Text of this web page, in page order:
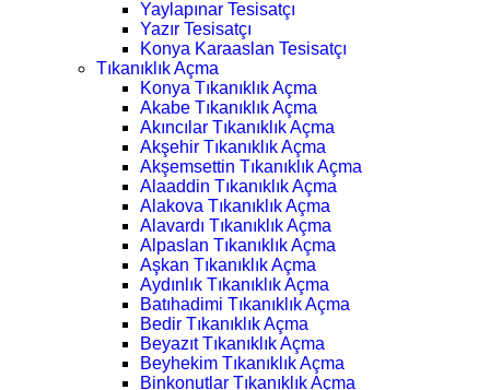
Yaylapınar Tesisatçı
Yazır Tesisatçı
Konya Karaaslan Tesisatçı
Tıkanıklık Açma
Konya Tıkanıklık Açma
Akabe Tıkanıklık Açma
Akıncılar Tıkanıklık Açma
Akşehir Tıkanıklık Açma
Akşemsettin Tıkanıklık Açma
Alaaddin Tıkanıklık Açma
Alakova Tıkanıklık Açma
Alavardı Tıkanıklık Açma
Alpaslan Tıkanıklık Açma
Aşkan Tıkanıklık Açma
Aydınlık Tıkanıklık Açma
Batıhadimi Tıkanıklık Açma
Bedir Tıkanıklık Açma
Beyazıt Tıkanıklık Açma
Beyhekim Tıkanıklık Açma
Binkonutlar Tıkanıklık Açma